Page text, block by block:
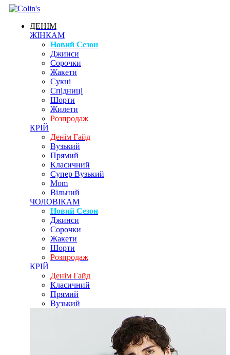
ДЕНІМ
ЖІНКАМ
Новий Сезон
Джинси
Сорочки
Жакети
Сукні
Спідниці
Шорти
Жилети
Розпродаж
КРІЙ
Денім Гайд
Вузький
Прямий
Класичний
Супер Вузький
Mom
Вільний
ЧОЛОВІКАМ
Новий Сезон
Джинси
Сорочки
Жакети
Шорти
Розпродаж
КРІЙ
Денім Гайд
Класичний
Прямий
Вузький